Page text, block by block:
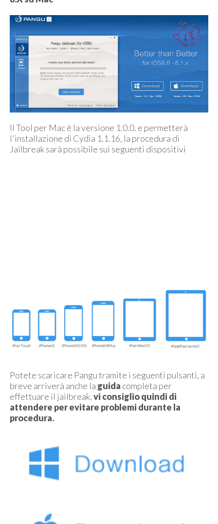
Il Tool per Mac è la versione 1.0.0. e permetterà
l'installazione di Cydia 1.1.16, la procedura di
Jailbreak sarà possibile sui seguenti dispositivi
Potete scaricare Pangu tramite i seguenti pulsanti, a
breve arriverà anche la guida completa per
effettuare il jailbreak,vi consiglio quindi di
attendere per evitare problemi durante la
procedura.